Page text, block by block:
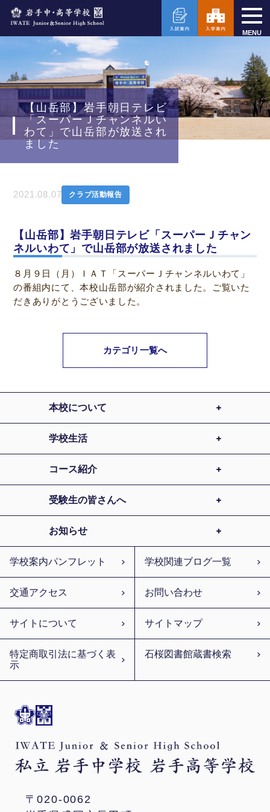
MENU
【山岳部】岩手朝日テレビ
「スーパーＪチャンネルい
わて」で山岳部が放送され
ました
2021.08.07 クラブ活動報告
【山岳部】岩手朝日テレビ「スーパーＪチャン
ネルいわて」で山岳部が放送されました
８月９日（月）ＩＡＴ「スーパーＪチャンネルいわて」
の番組内にて、本校山岳部が紹介されました。ご覧いた
だきありがとうございました。
カテゴリ一覧へ
〒020-0062
本校について
学校生活
コース紹介
受験生の皆さんへ
お知らせ
学校案内パンフレット 学校関連ブログ一覧
交通アクセス お問い合わせ
サイトについて サイトマップ
特定商取引法に基づく表
示
石桜図書館蔵書検索